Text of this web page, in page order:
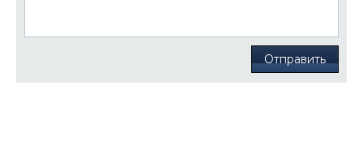
Отправить